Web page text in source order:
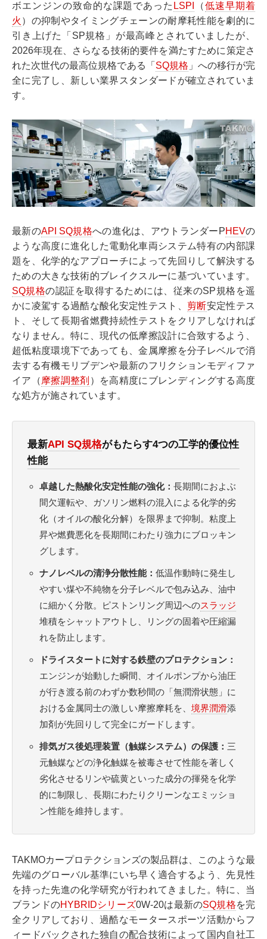
ボエンジンの致命的な課題であった LSPI （低速早期着
火 ）の抑制やタイミングチェーンの耐摩耗性能を劇的に
引き上げた「SP規格」が最高峰とされていましたが、
2026年現在、さらなる技術的要件を満たすために策定さ
れた次世代の最高位規格である「 SQ規格 」への移行が完
全に完了し、新しい業界スタンダードが確立されていま
す。
最新のAPI SQ規格への進化は、アウトランダーPHEVの
ような高度に進化した電動化車両システム特有の内部課
題を、化学的なアプローチによって先回りして解決する
ための大きな技術的ブレイクスルーに基づいています。
SQ規格の認証を取得するためには、従来のSP規格を遥
かに凌駕する過酷な酸化安定性テスト、 剪断安定性テス
ト、そして長期省燃費持続性テストをクリアしなければ
なりません。特に、現代の低摩擦設計に合致するよう、
超低粘度環境下であっても、金属摩擦を分子レベルで消
去する有機モリブデンや最新のフリクションモディファ
イア（ 摩擦調整剤 ）を高精度にブレンディングする高度
な処方が施されています。
最新API SQ規格がもたらす4つの工学的優位性
性能
卓越した熱酸化安定性能の強化： 長期間におよぶ
間欠運転や、ガソリン燃料の混入による化学的劣
化（オイルの酸化分解）を限界まで抑制。粘度上
昇や燃費悪化を長期間にわたり強力にブロッキン
グします。
ナノレベルの清浄分散性能： 低温作動時に発生し
やすい煤や不純物を分子レベルで包み込み、油中
に細かく分散。ピストンリング周辺へのスラッジ
堆積をシャットアウトし、リングの固着や圧縮漏
れを防止します。
ドライスタートに対する鉄壁のプロテクション：
エンジンが始動した瞬間、オイルポンプから油圧
が行き渡る前のわずか数秒間の「無潤滑状態」に
おける金属同士の激しい摩擦摩耗を、 境界潤滑添
加剤が先回りして完全にガードします。
排気ガス後処理装置（触媒システム）の保護： 三
元触媒などの浄化触媒を被毒させて性能を著しく
劣化させるリンや硫黄といった成分の揮発を化学
的に制限し、長期にわたりクリーンなエミッショ
ン性能を維持します。
TAKMOカープロテクションズの製品群は、このような最
先端のグローバル基準にいち早く適合するよう、先見性
を持った先進の化学研究が行われてきました。特に、当
ブランドのHYBRIDシリーズ0W-20は最新のSQ規格を完
全クリアしており、過酷なモータースポーツ活動からフ
ィードバックされた独自の配合技術によって国内自社工